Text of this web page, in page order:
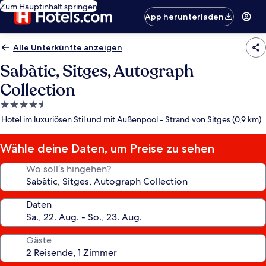
Zum Hauptinhalt springen
App herunterladen
Alle Unterkünfte anzeigen
Sabàtic, Sitges, Autograph
Collection
4.5-
Sterne-
Hotel im luxuriösen Stil und mit Außenpool - Strand von Sitges (0,9 km)
Wähle deine Daten, um Preise zu sehen
Wo soll’s hingehen?
Daten
Gäste